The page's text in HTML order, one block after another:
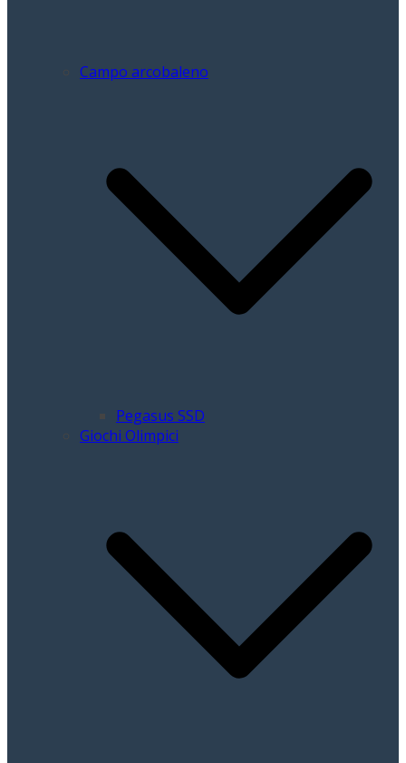
Campo arcobaleno
Pegasus SSD
Giochi Olimpici